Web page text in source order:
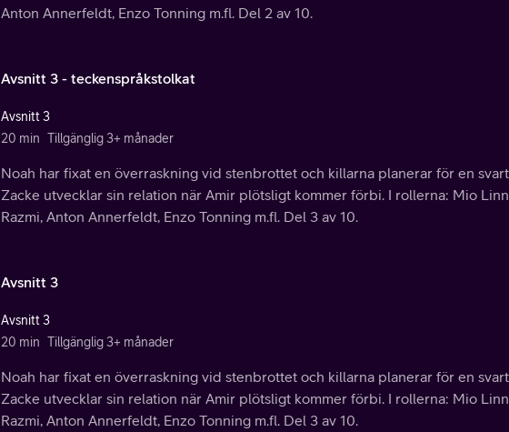
Anton Annerfeldt, Enzo Tonning m.fl. Del 2 av 10.
Avsnitt 3 - teckenspråkstolkat
Avsnitt 3
20 min Tillgänglig 3+ månader
Noah har fixat en överraskning vid stenbrottet och killarna planerar för en
Zacke utvecklar sin relation när Amir plötsligt kommer förbi. I rollerna: Mio
Razmi, Anton Annerfeldt, Enzo Tonning m.fl. Del 3 av 10.
Avsnitt 3
Avsnitt 3
20 min Tillgänglig 3+ månader
Noah har fixat en överraskning vid stenbrottet och killarna planerar för en
Zacke utvecklar sin relation när Amir plötsligt kommer förbi. I rollerna: Mio
Razmi, Anton Annerfeldt, Enzo Tonning m.fl. Del 3 av 10.